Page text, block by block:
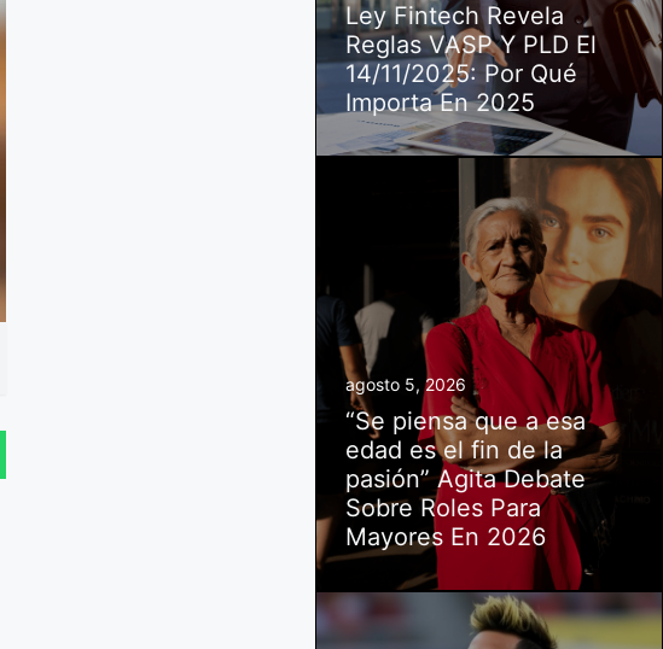
Ley Fintech Revela
Reglas VASP Y PLD El
14/11/2025: Por Qué
Importa En 2025
agosto 5, 2026
“Se piensa que a esa
edad es el fin de la
pasión” Agita Debate
Sobre Roles Para
Mayores En 2026